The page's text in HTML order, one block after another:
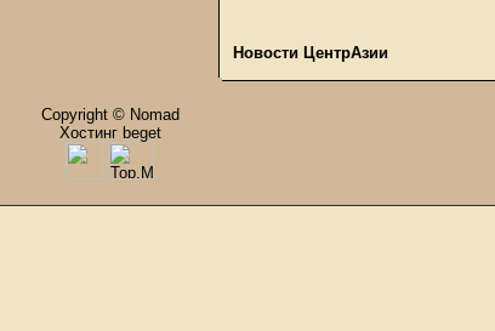
Новости ЦентрАзии
Copyright © Nomad
Хостинг beget